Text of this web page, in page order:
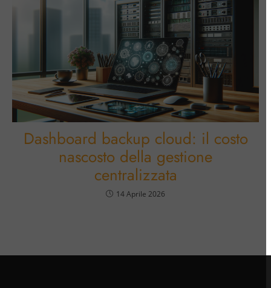
Dashboard backup cloud: il costo
nascosto della gestione
centralizzata
14 Aprile 2026